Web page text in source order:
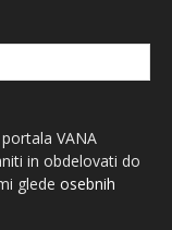
VANA
in obdelovati do
glede osebnih